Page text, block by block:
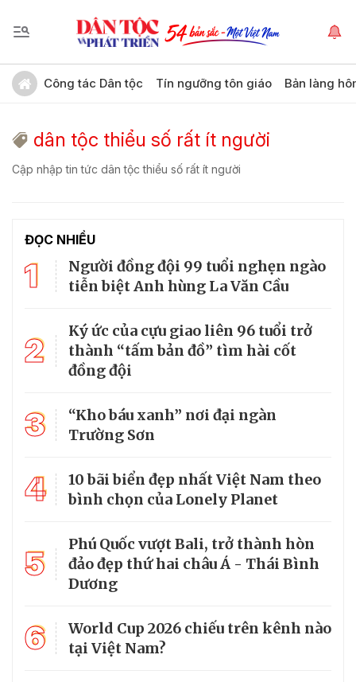
Công tác Dân tộc Tín ngưỡng tôn giáo Bản làng
dân tộc thiểu số rất ít người
Cập nhập tin tức dân tộc thiểu số rất ít người
ĐỌC NHIỀU
1
Người đồng đội 99 tuổi nghẹn ngào
tiễn biệt Anh hùng La Văn Cầu
2
Ký ức của cựu giao liên 96 tuổi trở
thành “tấm bản đồ” tìm hài cốt
đồng đội
3
“Kho báu xanh” nơi đại ngàn
Trường Sơn
4
10 bãi biển đẹp nhất Việt Nam theo
bình chọn của Lonely Planet
5
Phú Quốc vượt Bali, trở thành hòn
đảo đẹp thứ hai châu Á - Thái Bình
Dương
6
World Cup 2026 chiếu trên kênh nào
tại Việt Nam?